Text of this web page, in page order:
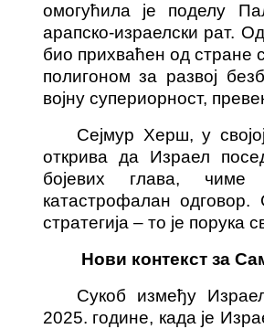
омогућила је поделу
арапско-израелски рат.
био прихваћен од стране
полигоном за развој
војну супериорност,
Сејмур Херш, у
открива да Израел
бојевих глава,
катастрофалан одговор.
стратегија – то је порука
Нови контекст за
Сукоб између
2025. године, када је